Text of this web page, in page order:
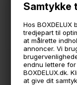
Samtykke
Hos
tredjepart til
at målrette
annoncer. Vi
endnu lettere
BOXDELUX.dk.
at give dit
📱 Kundeservice
Kundeservice